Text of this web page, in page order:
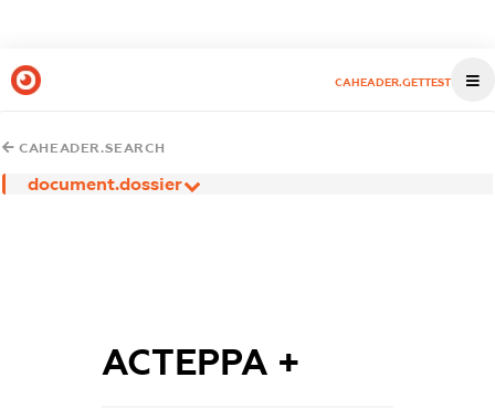
CAHEADER.GETTEST
CAHEADER.SEARCH
document.dossier
АСТЕРРА +